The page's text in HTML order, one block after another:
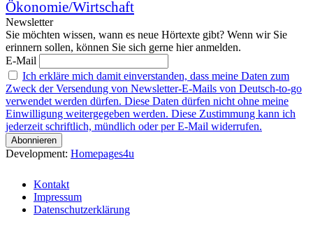
Ökonomie/Wirtschaft
Newsletter
Sie möchten wissen, wann es neue Hörtexte gibt? Wenn wir Sie
erinnern sollen, können Sie sich gerne hier anmelden.
E-Mail
Ich erkläre mich damit einverstanden, dass meine Daten zum
Zweck der Versendung von Newsletter-E-Mails von Deutsch-to-go
verwendet werden dürfen. Diese Daten dürfen nicht ohne meine
Einwilligung weitergegeben werden. Diese Zustimmung kann ich
jederzeit schriftlich, mündlich oder per E-Mail widerrufen.
Development: Homepages4u
Kontakt
Impressum
Datenschutzerklärung